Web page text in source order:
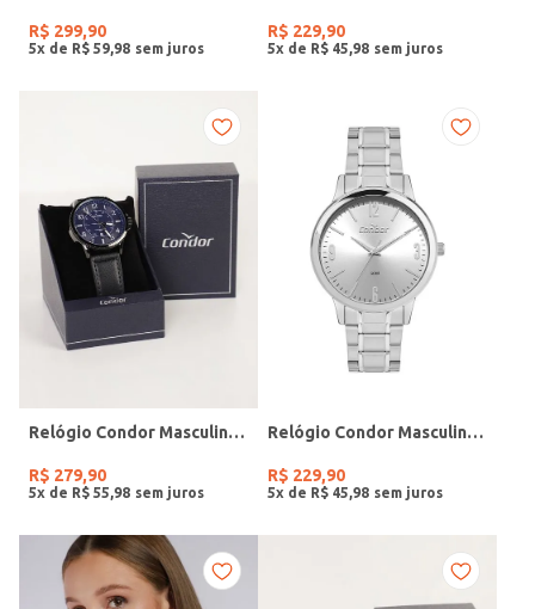
R$ 299,90
5x de R$ 59 98
R$ 229,90
5x de R$ 45 98
Relógio Condor Masculino PRETO
R$ 279,90
5x de R$ 55 98
Relógio Condor Masculino PRATA
R$ 229,90
5x de R$ 45 98